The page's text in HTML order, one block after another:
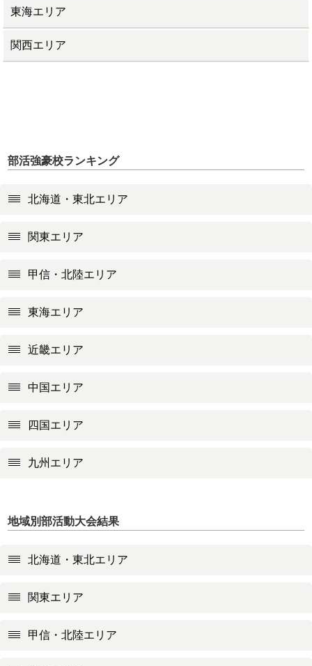
東海エリア
関西エリア
部活強豪校ランキング
北海道・東北エリア
関東エリア
甲信・北陸エリア
東海エリア
近畿エリア
中国エリア
四国エリア
九州エリア
地域別部活動大会結果
北海道・東北エリア
関東エリア
甲信・北陸エリア